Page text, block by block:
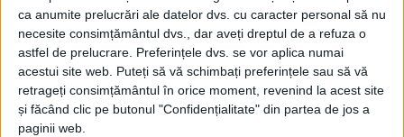
ca anumite prelucrări ale datelor dvs. cu caracter personal să nu
necesite consimțământul dvs., dar aveți dreptul de a refuza o
astfel de prelucrare. Preferințele dvs. se vor aplica numai
acestui site web. Puteți să vă schimbați preferințele sau să vă
retrageți consimțământul în orice moment, revenind la acest site
și făcând clic pe butonul "Confidențialitate" din partea de jos a
paginii web.
Chimie, Știința Calculatoarelor, Matematică și
Informatică. Lector de limba română este doctor
Ioana-Daniela Bălăuță. În perioada septembrie 2015 –
iulie 2021, postul a fost ocupat de lectorul doctor
Gina Puică. Primul lector a fost conferențiarul
universitar doctor Sabina Fînaru, care s-a stins din